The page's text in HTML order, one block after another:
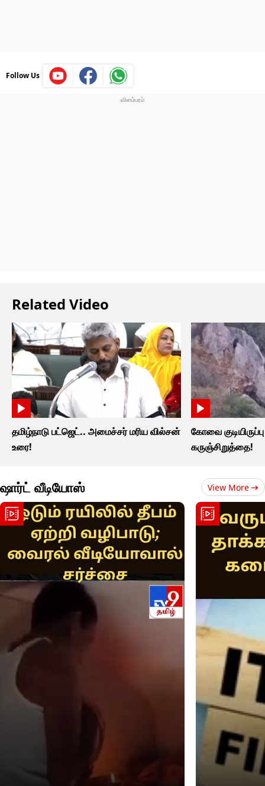
Follow Us
Related Video
தமிழ்நாடு பட்ஜெட்.. அமைச்சர் மரிய வில்சன்
உரை!
கோவை குடியிருப்பு
கருஞ்சிறுத்தை!
ஷார்ட் வீடியோஸ் View More